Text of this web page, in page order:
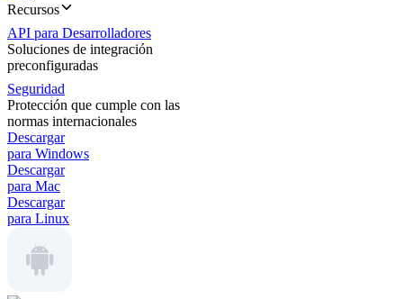
Recursos
API para Desarrolladores
Soluciones de integración
preconfiguradas
Seguridad
Protección que cumple con las
normas internacionales
Descargar
para Windows
Descargar
para Mac
Descargar
para Linux